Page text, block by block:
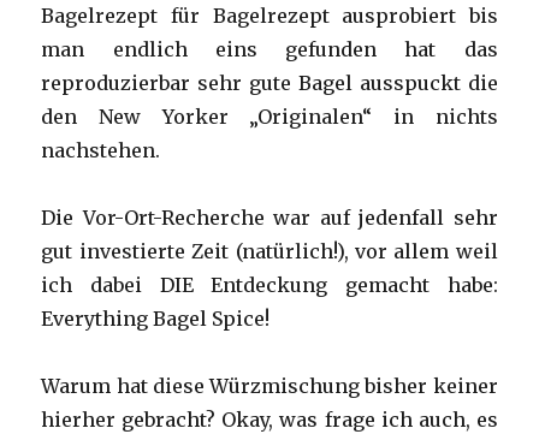
Bagelrezept für Bagelrezept ausprobiert bis
man endlich eins gefunden hat das
reproduzierbar sehr gute Bagel ausspuckt die
den New Yorker „Originalen“ in nichts
nachstehen.
Die Vor-Ort-Recherche war auf jedenfall sehr
gut investierte Zeit (natürlich!), vor allem weil
ich dabei DIE Entdeckung gemacht habe:
Everything Bagel Spice!
Warum hat diese Würzmischung bisher keiner
hierher gebracht? Okay, was frage ich auch, es